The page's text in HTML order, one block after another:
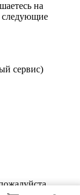
на
следующие
сервис)